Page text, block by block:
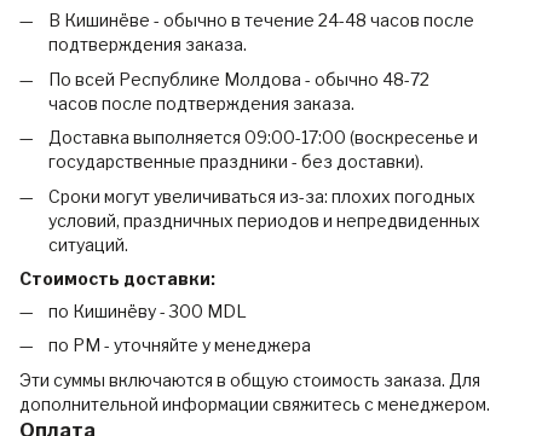
В Кишинёве - обычно в течение 24-48 часов после
подтверждения заказа.
По всей Республике Молдова - обычно 48-72
часов после подтверждения заказа.
Доставка выполняется 09:00-17:00 (воскресенье и
государственные праздники - без доставки).
Сроки могут увеличиваться из-за: плохих погодных
условий, праздничных периодов и непредвиденных
ситуаций.
Стоимость доставки:
по Кишинёву - 300 MDL
по РМ - уточняйте у менеджера
Эти суммы включаются в общую стоимость заказа. Для
дополнительной информации свяжитесь с менеджером.
Оплата